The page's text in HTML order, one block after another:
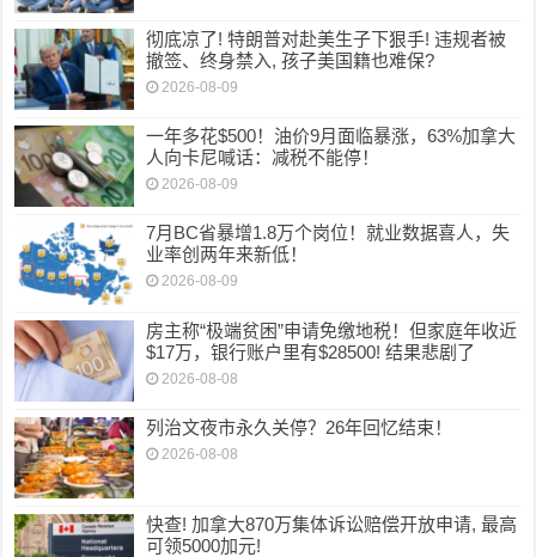
彻底凉了! 特朗普对赴美生子下狠手! 违规者被
撤签、终身禁入, 孩子美国籍也难保?
2026-08-09
一年多花$500！油价9月面临暴涨，63%加拿大
人向卡尼喊话：减税不能停！
2026-08-09
7月BC省暴增1.8万个岗位！就业数据喜人，失
业率创两年来新低！
2026-08-09
房主称“极端贫困”申请免缴地税！但家庭年收近
$17万，银行账户里有$28500! 结果悲剧了
2026-08-08
列治文夜市永久关停？26年回忆结束！
2026-08-08
快查! 加拿大870万集体诉讼赔偿开放申请, 最高
可领5000加元!